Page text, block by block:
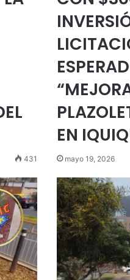
431
EN
mayo 19, 2026